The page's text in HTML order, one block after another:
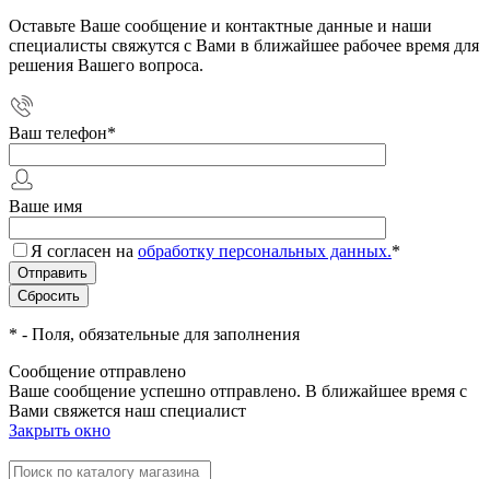
Оставьте Ваше сообщение и контактные данные и наши
специалисты свяжутся с Вами в ближайшее рабочее время для
решения Вашего вопроса.
Ваш телефон*
Ваше имя
Я согласен на обработку персональных данных.*
* - Поля, обязательные для заполнения
Сообщение отправлено
Ваше сообщение успешно отправлено. В ближайшее время с
Вами свяжется наш специалист
Закрыть окно